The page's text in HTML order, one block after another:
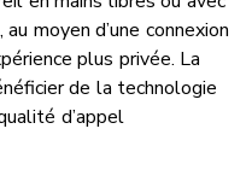
moyen d’une connexion
plus privée. La
de la technologie
d’appel